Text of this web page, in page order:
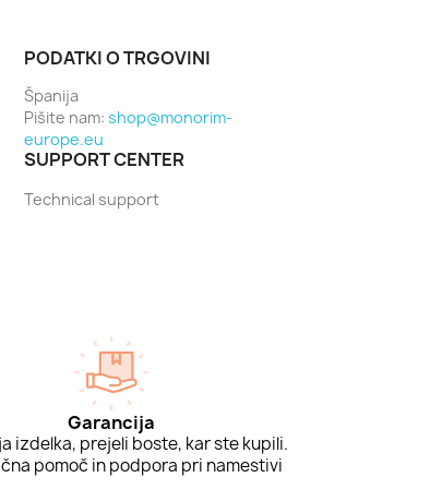
PODATKI O TRGOVINI
Španija
Pišite nam: shop@monorim-
europe.eu
SUPPORT CENTER
Technical support
Garancija
izdelka, prejeli boste, kar ste kupili.
pomoč in podpora pri namestivi